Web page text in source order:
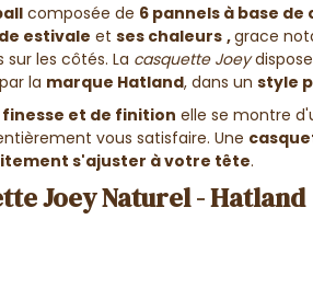
composée de 6 pannels à base de
estivale et ses chaleurs ,grace
sur les côtés. La casquette Joey
par la marque Hatland, dans un style
et de finition elle se montre
vous satisfaire. Une
s'ajuster à votre tête.
Joey Naturel - Hatland